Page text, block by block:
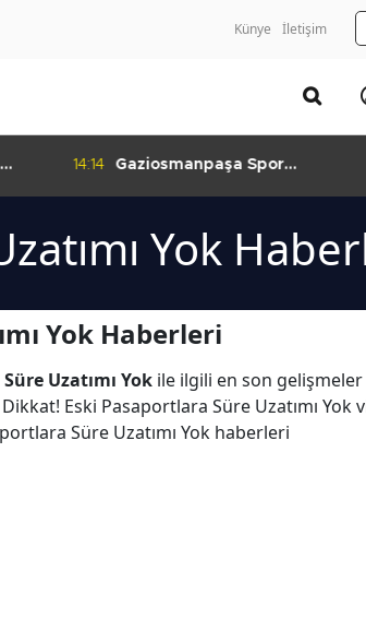
Künye İletişim
Gaziosmanpaşa Spor
Yok
Yok Haberleri
Uzatımı Yok ile ilgili en son gelişmeler
Eski Pasaportlara Süre Uzatımı Yok
Süre Uzatımı Yok haberleri